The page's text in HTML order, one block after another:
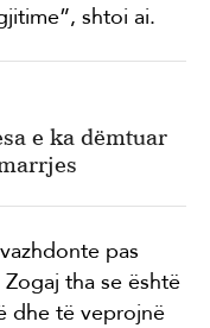
shtoi ai.
e ka dëmtuar
pas
tha se është
dhe të veprojnë